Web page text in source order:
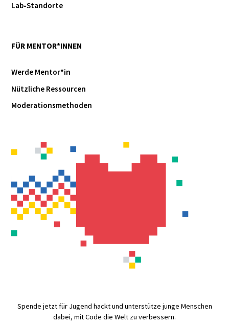
Lab-Standorte
FÜR MENTOR*INNEN
Werde Mentor*in
Nützliche Ressourcen
Moderationsmethoden
Spende jetzt für Jugend hackt und unterstütze junge Menschen
dabei, mit Code die Welt zu verbessern.